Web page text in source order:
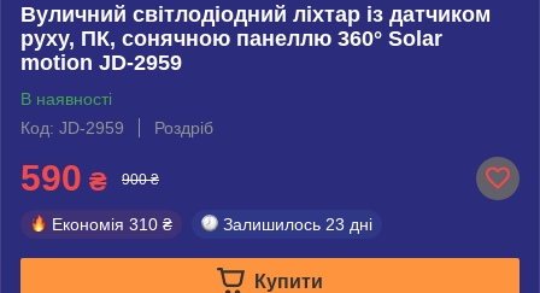
Вуличний світлодіодний ліхтар із датчиком
руху, ПК, сонячною панеллю 360° Solar
motion JD-2959
В наявності
Код: JD-2959
Роздріб
590 ₴ 900 ₴
Економія 310 ₴ Залишилось 23 дні
Купити